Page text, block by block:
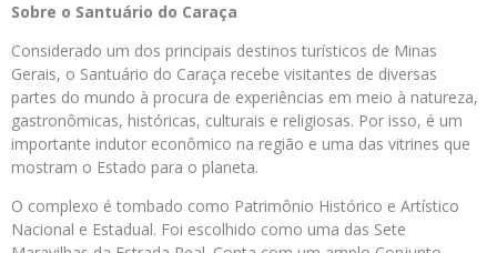
Sobre o Santuário do Caraça
Considerado um dos principais destinos turísticos de Minas
Gerais, o Santuário do Caraça recebe visitantes de diversas
partes do mundo à procura de experiências em meio à natureza,
gastronômicas, históricas, culturais e religiosas. Por isso, é um
importante indutor econômico na região e uma das vitrines que
mostram o Estado para o planeta.
O complexo é tombado como Patrimônio Histórico e Artístico
Nacional e Estadual. Foi escolhido como uma das Sete